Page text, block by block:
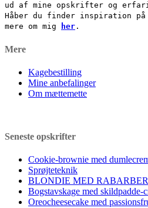
ud af mine opskrifter og
Håber du finder inspiration på
mere om mig
her .
Mere
Kagebestilling
Mine anbefalinger
Om mættemette
Seneste opskrifter
Cookie-brownie med
Sprøjteteknik
BLONDIE MED RABARBER
Bogstavskage med skildpadde-
Oreocheesecake med